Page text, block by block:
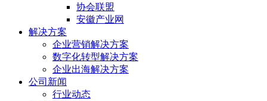
协会联盟
安徽产业网
解决方案
企业营销解决方案
数字化转型解决方案
企业出海解决方案
公司新闻
行业动态